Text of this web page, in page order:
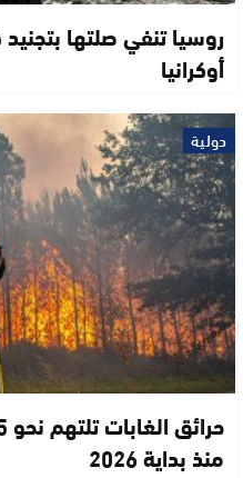
روسيا تنفي صلتها
أوكرانيا
دولية
منذ بداية 2026